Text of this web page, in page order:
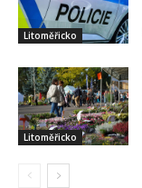
Litoměřicko
Litoměřicko